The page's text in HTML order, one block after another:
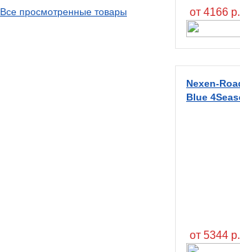
Все просмотренные товары от 4166 р.
Nexen-
Blue
от 5344 р.